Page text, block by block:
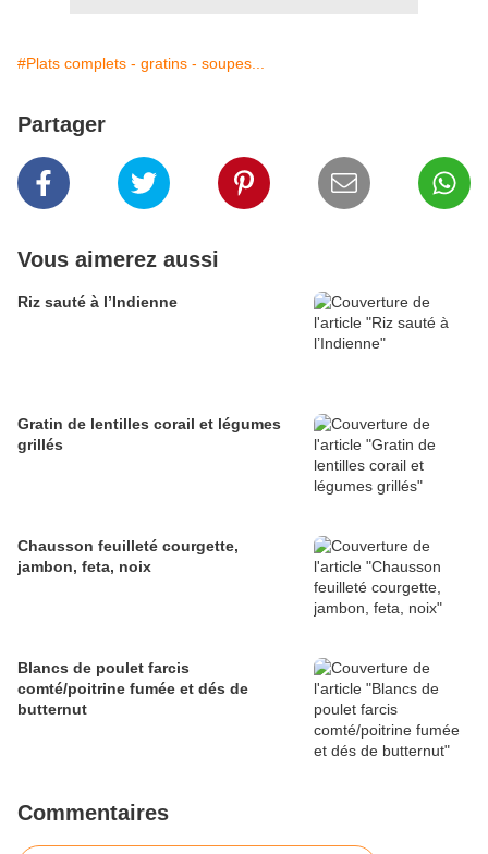
#Plats complets - gratins - soupes...
Partager
Vous aimerez aussi
Riz sauté à l’Indienne
Gratin de lentilles corail et légumes
grillés
Chausson feuilleté courgette,
jambon, feta, noix
Blancs de poulet farcis
comté/poitrine fumée et dés de
butternut
Commentaires